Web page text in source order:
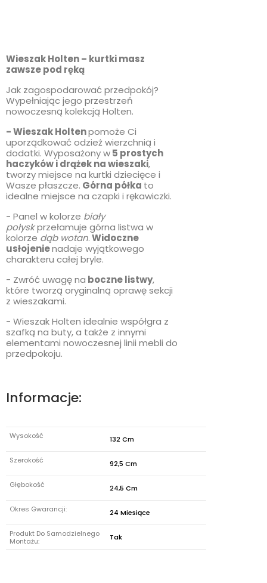
Wieszak Holten – kurtki masz
zawsze pod ręką
Jak zagospodarować przedpokój?
Wypełniając jego przestrzeń
nowoczesną kolekcją Holten.
- Wieszak Holtenpomoże Ci
uporządkować odzież wierzchnią i
dodatki. Wyposażony w5 prostych
haczyków i drążek na wieszaki,
tworzy miejsce na kurtki dziecięce i
Wasze płaszcze. Górna półka to
idealne miejsce na czapki i rękawiczki.
- Panel w kolorze biały
połyskprzełamuje górna listwa w
kolorze dąb wotan.Widoczne
usłojenienadaje wyjątkowego
charakteru całej bryle.
- Zwróć uwagę na boczne listwy,
które tworzą oryginalną oprawę sekcji
z wieszakami.
- Wieszak Holten idealnie współgra z
szafką na buty, a także z innymi
elementami nowoczesnej linii mebli do
przedpokoju.
Informacje:
Wysokość 132 Cm
Szerokość 92,5 Cm
Głębokość 24,5 Cm
Okres Gwarancji: 24 Miesiące
Produkt Do Samodzielnego
Montażu:
Tak